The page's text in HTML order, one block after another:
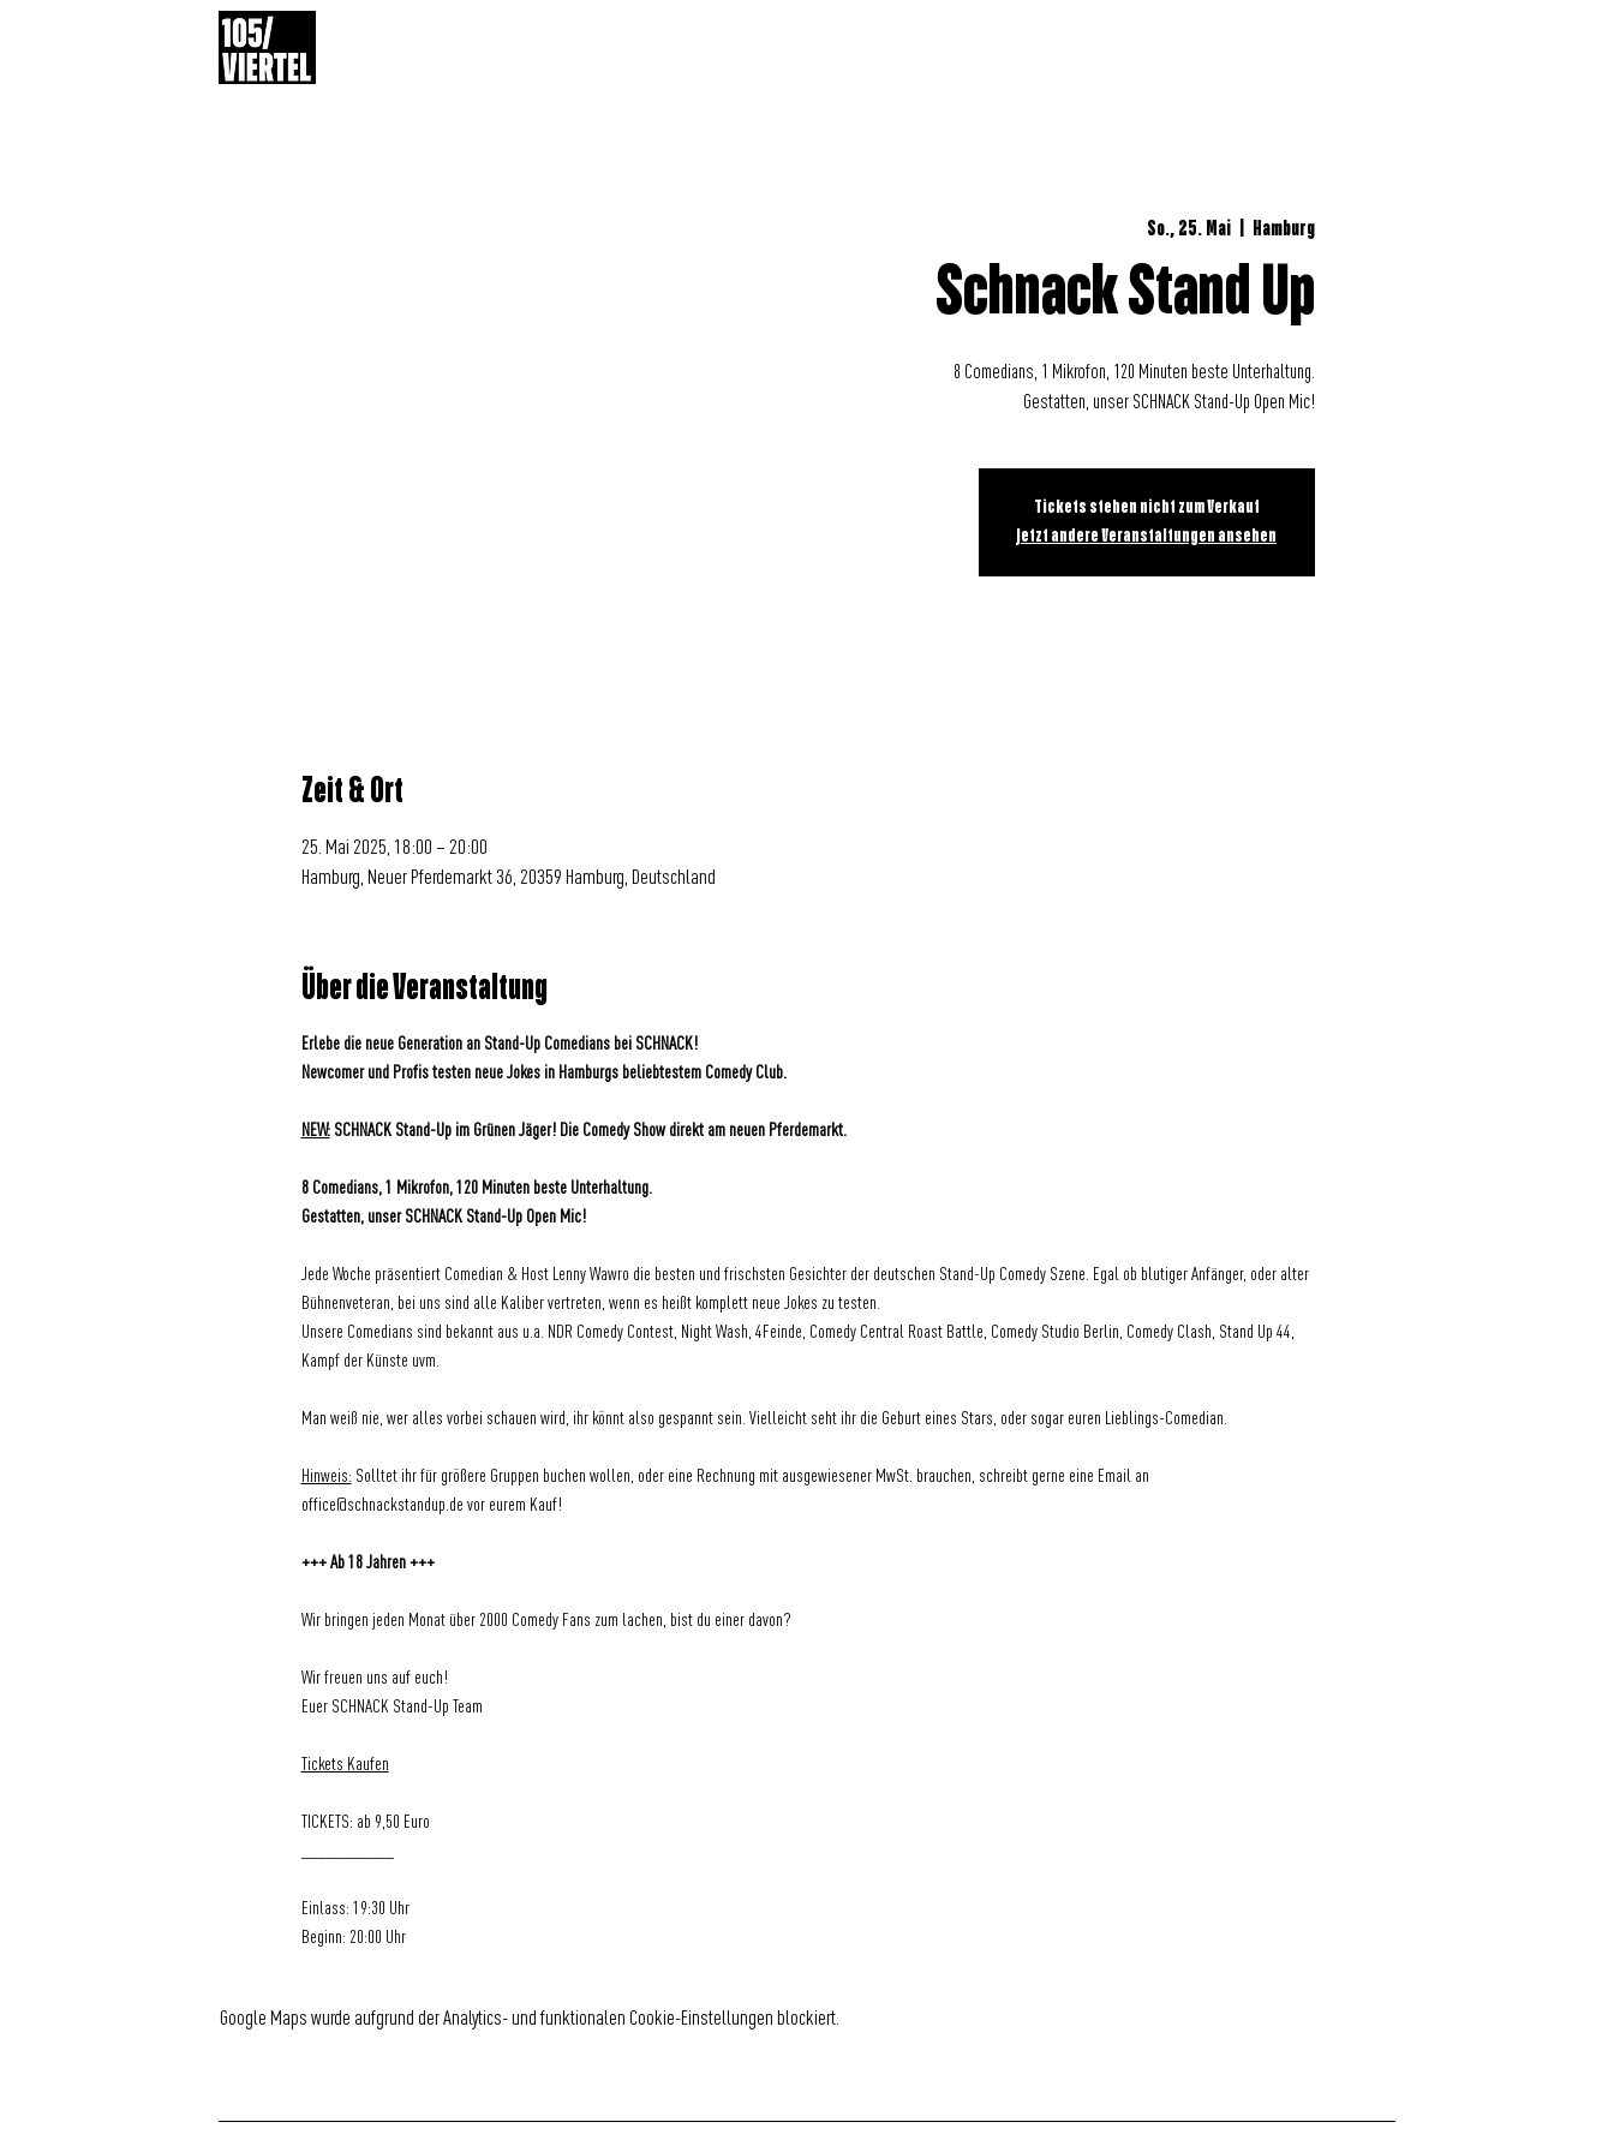
So., 25. Mai
  |
Hamburg
Schnack Stand Up
8 Comedians, 1 Mikrofon, 120 Minuten beste Unterhaltung.
Gestatten, unser SCHNACK Stand-Up Open Mic!
Tickets stehen nicht zum Verkauf
Jetzt andere Veranstaltungen ansehen
Zeit & Ort
25. Mai 2025, 18:00 – 20:00
Hamburg, Neuer Pferdemarkt 36, 20359 Hamburg, Deutschland
Über die Veranstaltung
Erlebe die neue Generation an Stand-Up Comedians bei SCHNACK!
Newcomer und Profis testen neue Jokes in Hamburgs beliebtestem Comedy Club.
NEW: SCHNACK Stand-Up im Grünen Jäger! Die Comedy Show direkt am neuen Pferdemarkt.
8 Comedians, 1 Mikrofon, 120 Minuten beste Unterhaltung.
Gestatten, unser SCHNACK Stand-Up Open Mic!
Jede Woche präsentiert Comedian & Host Lenny Wawro die besten und frischsten Gesichter der deutschen Stand-Up Comedy Szene. Egal ob blutiger Anfänger, oder alter
Bühnenveteran, bei uns sind alle Kaliber vertreten, wenn es heißt komplett neue Jokes zu testen.
Unsere Comedians sind bekannt aus u.a. NDR Comedy Contest, Night Wash, 4Feinde, Comedy Central Roast Battle, Comedy Studio Berlin, Comedy Clash, Stand Up 44,
Kampf der Künste uvm.
Man weiß nie, wer alles vorbei schauen wird, ihr könnt also gespannt sein. Vielleicht seht ihr die Geburt eines Stars, oder sogar euren Lieblings-Comedian.
Hinweis: Solltet ihr für größere Gruppen buchen wollen, oder eine Rechnung mit ausgewiesener MwSt. brauchen, schreibt gerne eine Email an
office@schnackstandup.de vor eurem Kauf!
+++ Ab 18 Jahren +++
Wir bringen jeden Monat über 2000 Comedy Fans zum lachen, bist du einer davon?
Wir freuen uns auf euch!
Euer SCHNACK Stand-Up Team
Tickets Kaufen
TICKETS: ab 9,50 Euro
Einlass: 19:30 Uhr
Beginn: 20:00 Uhr
Google Maps wurde aufgrund der Analytics- und funktionalen Cookie-Einstellungen blockiert.